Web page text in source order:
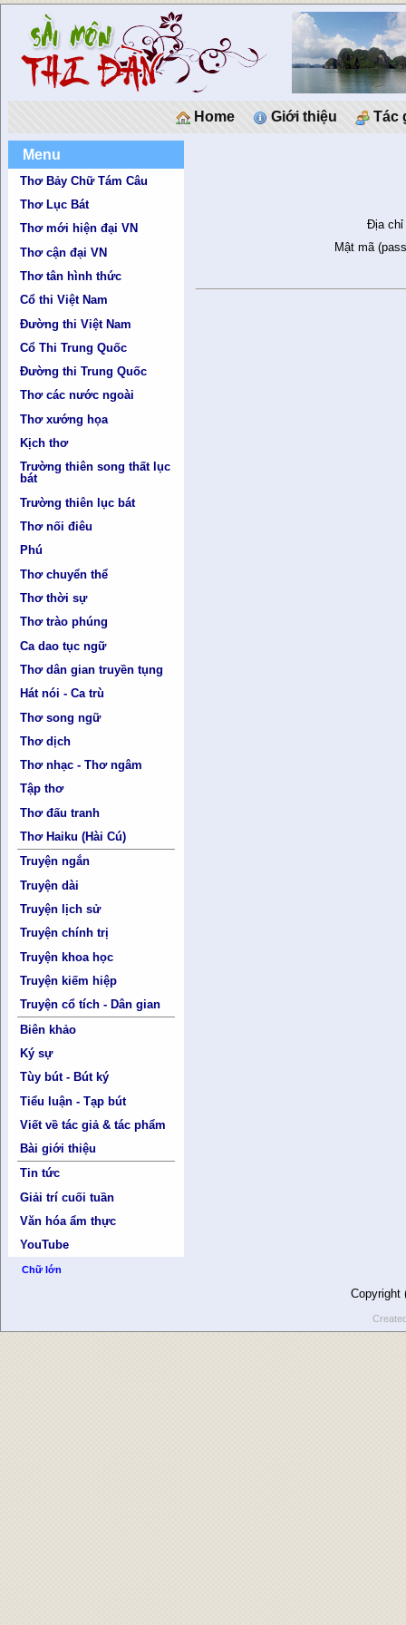
Home Giới thiệu Tác
Menu
Thơ Bảy Chữ Tám Câu
Thơ Lục Bát
Thơ mới hiện đại VN
Thơ cận đại VN
Thơ tân hình thức
Cổ thi Việt Nam
Đường thi Việt Nam
Cổ Thi Trung Quốc
Đường thi Trung Quốc
Thơ các nước ngoài
Thơ xướng họa
Kịch thơ
Trường thiên song thất lục
bát
Trường thiên lục bát
Thơ nối điêu
Phú
Thơ chuyển thể
Thơ thời sự
Thơ trào phúng
Ca dao tục ngữ
Thơ dân gian truyền tụng
Hát nói - Ca trù
Thơ song ngữ
Thơ dịch
Thơ nhạc - Thơ ngâm
Tập thơ
Thơ đấu tranh
Thơ Haiku (Hài Cú)
Truyện ngắn
Truyện dài
Truyện lịch sử
Truyện chính trị
Truyện khoa học
Truyện kiếm hiệp
Truyện cổ tích - Dân gian
Biên khảo
Ký sự
Tùy bút - Bút ký
Tiểu luận - Tạp bút
Viết về tác giả & tác phẩm
Bài giới thiệu
Tin tức
Giải trí cuối tuần
Văn hóa ẩm thực
YouTube
Chữ lớn
Địa chỉ
Mật mã
Copyright